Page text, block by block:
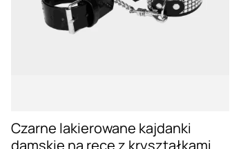
Czarne lakierowane kajdanki
damskie na ręce z kryształkami